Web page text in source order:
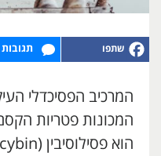
תגובות
המרכיב הפסיכדלי